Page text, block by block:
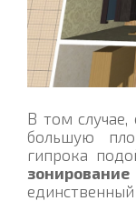
В том случае,
большую
гипрока